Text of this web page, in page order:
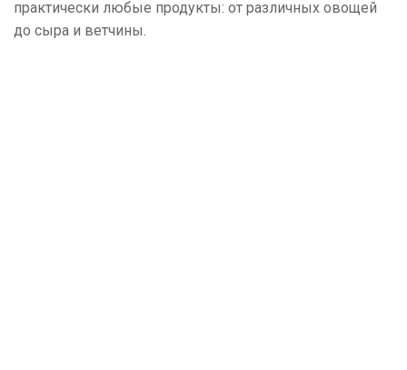
практически любые продукты: от различных овощей
до сыра и ветчины.